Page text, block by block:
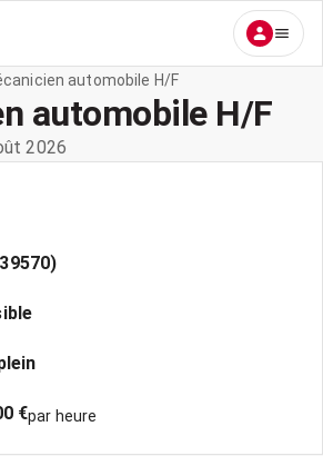
automobile H/F
automobile H/F
2026
€par heure